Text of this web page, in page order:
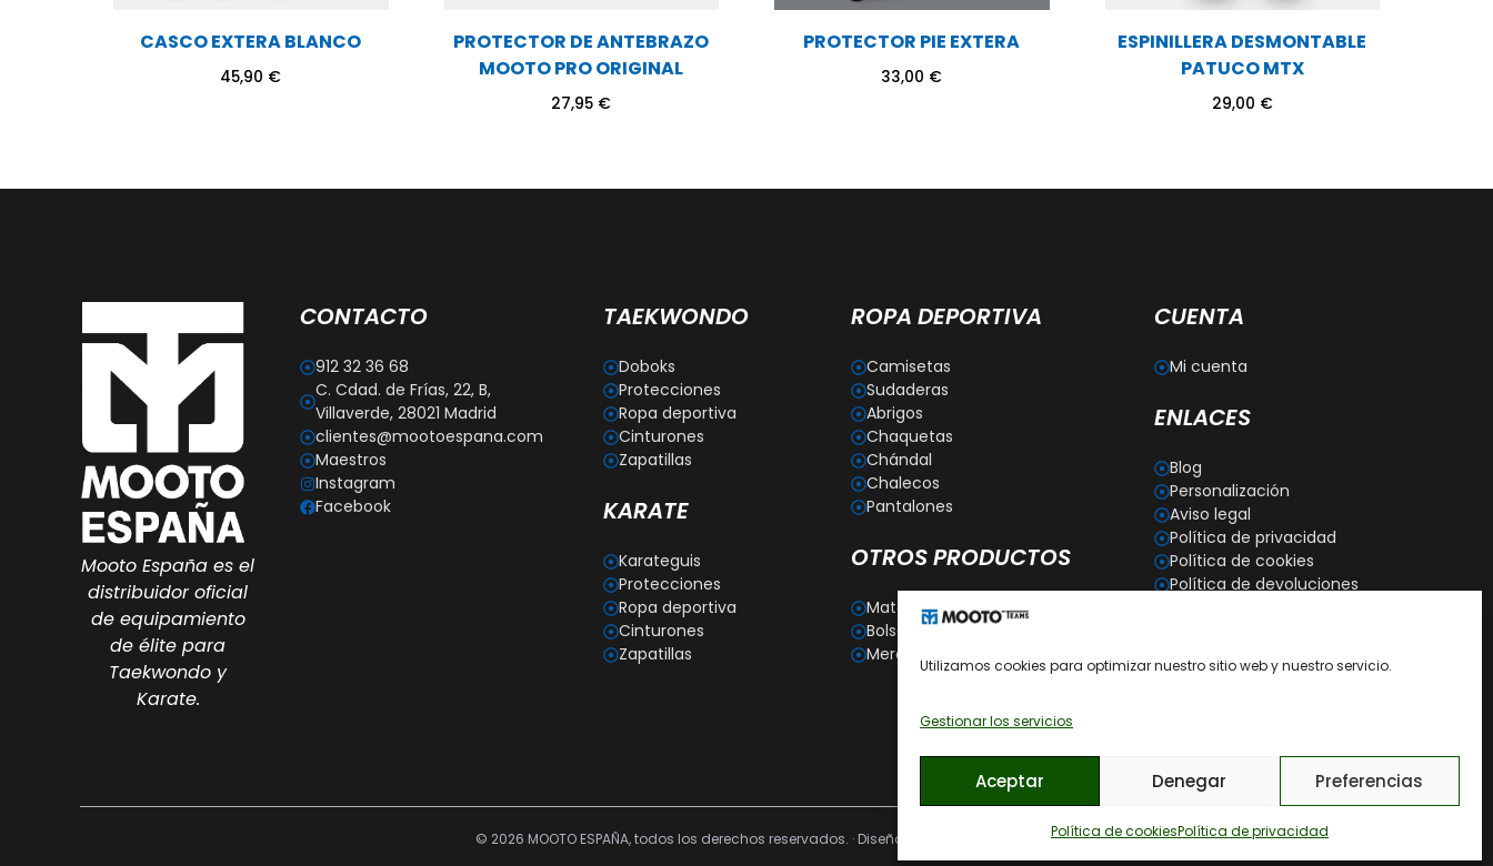
Utilizamos cookies para optimizar nuestro sitio web y nuestro servicio.
Gestionar los servicios
Aceptar Denegar Preferencias
Política de cookiesPolítica de privacidad
CASCO EXTERA BLANCO
45,90 €
PROTECTOR DE ANTEBRAZO
MOOTO PRO ORIGINAL
27,95 €
PROTECTOR PIE EXTERA
33,00 €
ESPINILLERA DESMONTABLE
PATUCO MTX
29,00 €
Mooto España es el
distribuidor oficial
de equipamiento
de élite para
Taekwondo y
Karate.
CONTACTO
912 32 36 68
C. Cdad. de Frías, 22, B,
Villaverde, 28021 Madrid
clientes@mootoespana.com
Maestros
Instagram
Facebook
TAEKWONDO
Doboks
Protecciones
Ropa deportiva
Cinturones
Zapatillas
KARATE
Karateguis
Protecciones
Ropa deportiva
Cinturones
Zapatillas
ROPA DEPORTIVA
Camisetas
Sudaderas
Abrigos
Chaquetas
Chándal
Chalecos
Pantalones
OTROS PRODUCTOS
Material para entrenamiento
Bolsas deportivas
Merchandising
CUENTA
Mi cuenta
ENLACES
Blog
Personalización
Aviso legal
Política de privacidad
Política de cookies
Política de devoluciones
lavar las prendas
© 2026 MOOTO ESPAÑA, todos los derechos reservados. · Diseño web por AMDSEO